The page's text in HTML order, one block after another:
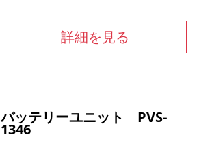
詳細を見る
バッテリーユニット PVS-
1346